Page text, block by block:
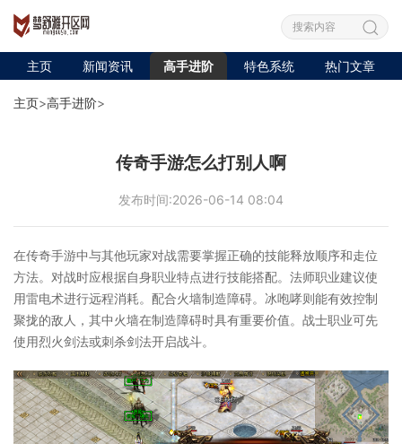
主页 新闻资讯 高手进阶 特色系统 热门文章
主页>高手进阶>
传奇手游怎么打别人啊
发布时间:2026-06-14 08:04
在传奇手游中与其他玩家对战需要掌握正确的技能释放顺序和走位
方法。对战时应根据自身职业特点进行技能搭配。法师职业建议使
用雷电术进行远程消耗。配合火墙制造障碍。冰咆哮则能有效控制
聚拢的敌人，其中火墙在制造障碍时具有重要价值。战士职业可先
使用烈火剑法或刺杀剑法开启战斗。